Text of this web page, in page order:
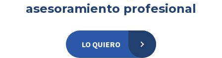
asesoramiento profesional
LO QUIERO